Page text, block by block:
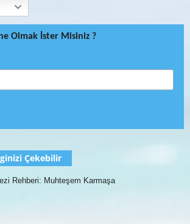
Olmak İster Misiniz ?
Çekebilir
Rehberi: Muhteşem Karmaşa